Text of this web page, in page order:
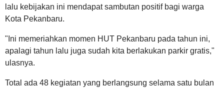
lalu kebijakan ini mendapat sambutan positif bagi warga
Kota Pekanbaru.
"Ini memeriahkan momen HUT Pekanbaru pada tahun ini,
apalagi tahun lalu juga sudah kita berlakukan parkir gratis,"
ulasnya.
Total ada 48 kegiatan yang berlangsung selama satu bulan